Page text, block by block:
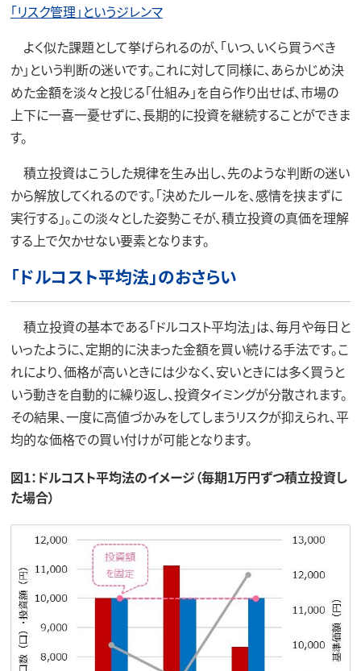
「リスク管理」というジレンマ
よく似た課題として挙げられるのが、「いつ、いくら買うべき
か」という判断の迷いです。これに対して同様に、あらかじめ決
めた金額を淡々と投じる「仕組み」を自ら作り出せば、市場の
上下に一喜一憂せずに、長期的に投資を継続することができま
す。
積立投資はこうした規律を生み出し、先のような判断の迷い
から解放してくれるのです。「決めたルールを、感情を挟まずに
実行する」。この淡々とした姿勢こそが、積立投資の真価を理解
する上で欠かせない要素となります。
「ドルコスト平均法」のおさらい
積立投資の基本である「ドルコスト平均法」は、毎月や毎日と
いったように、定期的に決まった金額を買い続ける手法です。こ
れにより、価格が高いときには少なく、安いときには多く買うと
いう動きを自動的に繰り返し、投資タイミングが分散されます。
その結果、一度に高値づかみをしてしまうリスクが抑えられ、平
均的な価格での買い付けが可能となります。
図1：ドルコスト平均法のイメージ（毎期1万円ずつ積立投資し
た場合）